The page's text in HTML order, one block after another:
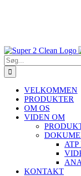
Søg
efter:
VELKOMMEN
PRODUKTER
OM OS
VIDEN OM
KONTAKT